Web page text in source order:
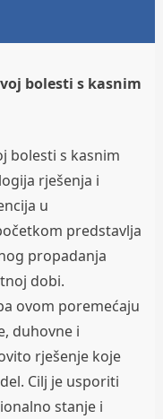
bolesti s kasnim
bolesti s kasnim
rješenja i
u
predstavlja
propadanja
dobi.
ovom poremećaju
duhovne i
rješenje koje
Cilj je usporiti
stanje i